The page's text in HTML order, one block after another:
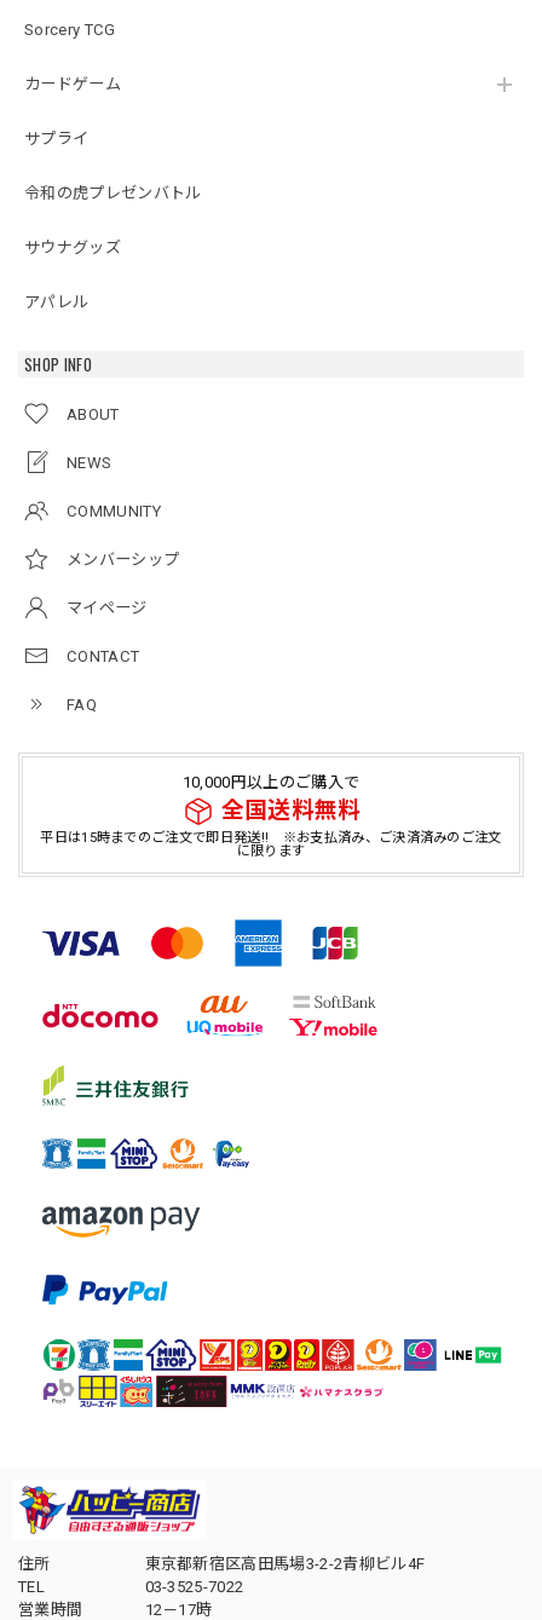
Sorcery TCG
カードゲーム
サプライ
令和の虎プレゼンバトル
サウナグッズ
アパレル
SHOP INFO
ABOUT
NEWS
COMMUNITY
メンバーシップ
マイページ
CONTACT
FAQ
10,000円以上のご購入で
全国送料無料
平日は15時までのご注文で即日発送!! ※お支払済み、ご決済済みのご注文
に限ります
住所
東京都新宿区高田馬場3-2-2青柳ビル4F
TEL
03-3525-7022
営業時間
12－17時